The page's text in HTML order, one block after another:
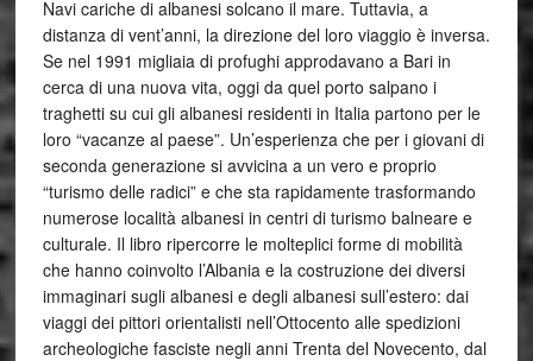
Navi cariche di albanesi solcano il mare. Tuttavia, a
distanza di vent’anni, la direzione del loro viaggio è inversa.
Se nel 1991 migliaia di profughi approdavano a Bari in
cerca di una nuova vita, oggi da quel porto salpano i
traghetti su cui gli albanesi residenti in Italia partono per le
loro “vacanze al paese”. Un’esperienza che per i giovani di
seconda generazione si avvicina a un vero e proprio
“turismo delle radici” e che sta rapidamente trasformando
numerose località albanesi in centri di turismo balneare e
culturale. Il libro ripercorre le molteplici forme di mobilità
che hanno coinvolto l’Albania e la costruzione dei diversi
immaginari sugli albanesi e degli albanesi sull’estero: dai
viaggi dei pittori orientalisti nell’Ottocento alle spedizioni
archeologiche fasciste negli anni Trenta del Novecento, dal